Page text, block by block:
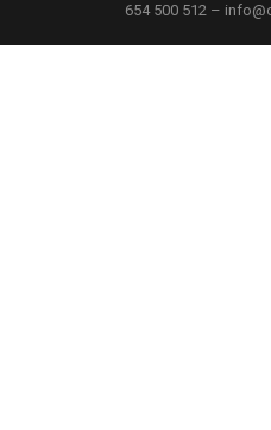
654 500 512 –